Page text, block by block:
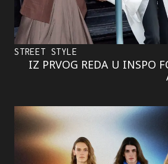
STREET STYLE
IZ PRVOG REDA U INSPO